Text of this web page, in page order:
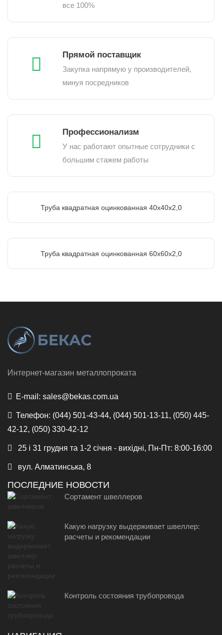
все 100%
Прямой поставщик
Закупка напрямую у производителей,
минуя посредников
Профессионализм
У нас работают опытные сотрудники с
большим стажем работы
Труба квадратная оцинкованная 40х40х2,0
Труба квадратная оцинкованная 60х60х2,0
Интернет-магазин металлопроката
E-mail: sales@bekas.com.ua
Телефон: (044) 501-43-44, (044) 501-13-11, (050) 445-
42-12, (050) 330-42-12
25 і 31 грудня та 1-2 січня - вихідні, Пн-Пт: 8:00-16:00
вул. Алматинська, 8
ПОСЛЕДНИЕ НОВОСТИ
Сортамент швеллеров
Какую нагрузку выдерживает швеллер:
расчеты и рекомендации
Контроль состояния трубопровода